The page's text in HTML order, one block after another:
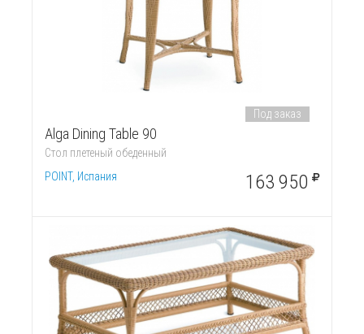
Alga Dining Table 90
Стол плетеный обеденный
POINT, Испания
Под заказ
163 950